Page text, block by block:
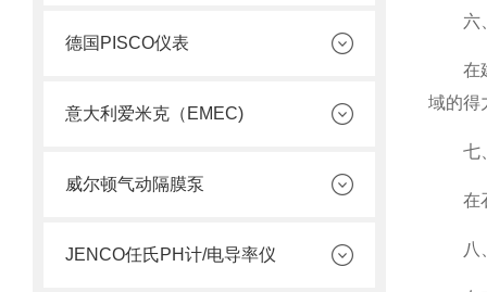
德国PISCO仪表
意大利爱米克（EMEC)
威尔顿气动隔膜泵
JENCO任氏PH计/电导率仪
六、
在建
域的得
七、
在石
八、